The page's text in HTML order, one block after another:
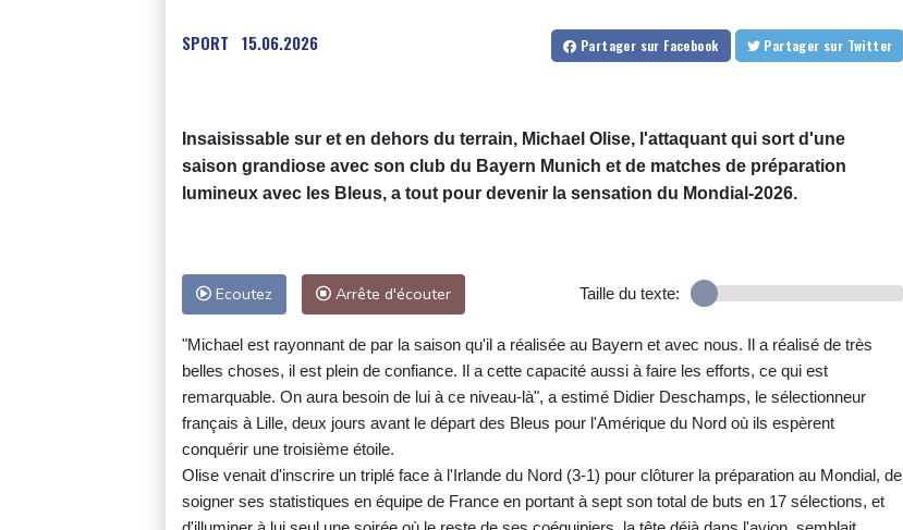
SPORT 15.06.2026 Partager sur Facebook Partager sur Twitter
Insaisissable sur et en dehors du terrain, Michael Olise, l'attaquant qui sort d'une
saison grandiose avec son club du Bayern Munich et de matches de préparation
lumineux avec les Bleus, a tout pour devenir la sensation du Mondial-2026.
Ecoutez Arrête d'écouter Taille du texte:
"Michael est rayonnant de par la saison qu'il a réalisée au Bayern et avec nous. Il a réalisé de très
belles choses, il est plein de confiance. Il a cette capacité aussi à faire les efforts, ce qui est
remarquable. On aura besoin de lui à ce niveau-là", a estimé Didier Deschamps, le sélectionneur
français à Lille, deux jours avant le départ des Bleus pour l'Amérique du Nord où ils espèrent
conquérir une troisième étoile.
Olise venait d'inscrire un triplé face à l'Irlande du Nord (3-1) pour clôturer la préparation au Mondial, de
soigner ses statistiques en équipe de France en portant à sept son total de buts en 17 sélections, et